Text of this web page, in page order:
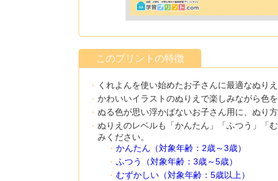
このプリントの特徴
くれよんを使い始めたお子さんに最適なぬりえ
かわいいイラストのぬりえで楽しみながら色
ぬる色が思い浮かばないお子さん用に、ぬり
ぬりえのレベルも「かんたん」「ふつう」「
みください。
かんたん（対象年齢：2歳～3歳）
ふつう（対象年齢：3歳～5歳）
むずかしい（対象年齢：5歳以上）